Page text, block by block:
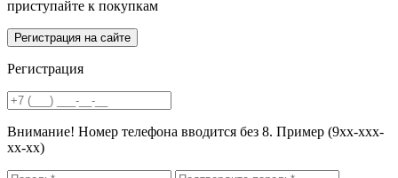
приступайте к покупкам
Регистрация
Внимание! Номер телефона вводится без 8. Пример (9хх-ххх-
хх-хх)